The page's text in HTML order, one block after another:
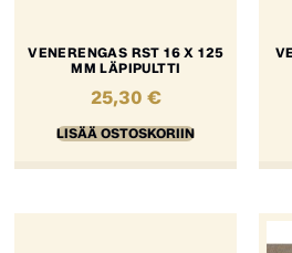
VENERENGAS RST 16 X 125
MM LÄPIPULTTI
25,30 €
LISÄÄ OSTOSKORIIN